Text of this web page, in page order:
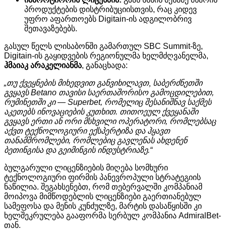
პროდუქტების დისტრიბუციისთვის, რაც კიდევ
უფრო აფართოებს Digitain-ის ადგილობრივ
შეთავაზებებს.
გასულ წელს ლისაბონში გამართულ SBC Summit-ზე,
Digitain-ის გაყიდვების რეგიონულმა ხელმძღვანელმა,
ჰმაიაკ არაკელიანმა, განაცხადა:
„თუ ქვეყნების მიხედვით განვიხილავთ, საბერძნეთში
გვყავსBetano თავისი საერთაშორისო გამოცდილებით,
რუმინეთში კი— Superbet, რომელიც შესანიშნავ საქმეს
აკეთებს ინოვაციების კუთხით. თითოეულ ქვეყანაში
გვყავს ერთი ან ორი მსხვილი ოპერატორი, რომლებსაც
აქვთ ტექნოლოგიური ექსპერტიზა და ჰყავთ
თანამშრომლები, რომლებიც გავლენას ახდენენ
ბეთინგისა და გეიმინგის ინდუსტრიაზე.“
ბულგარული ლიცენზიების მიღება სომხური
ტექნოლოგიური ფირმის პანევროპული სტრატეგიის
ნაწილია. შეგახსენებთ, რომ თებერვალში კომპანიამ
მოიპოვა მიმწოდებლის ლიცენზიები გაერთიანებულ
სამეფოსა და მენის კუნძულზე, მარტის დასაწყისში კი
ხელშეკრულება გააფორმა სერბულ კომპანია AdmiralBet-
თან.